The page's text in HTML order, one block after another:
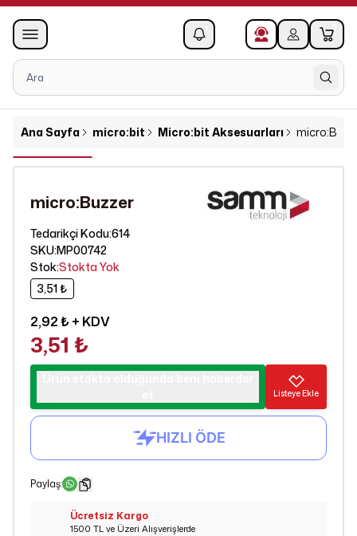
0
Ana Sayfa micro:bit Micro:bit Aksesuarları
micro:Buzzer
Tedarikçi Kodu:614
SKU:MP00742
Stok:Stokta Yok
3,51 ₺
2,92 ₺+ KDV
3,51 ₺
Listeye Ekle
Paylaş:
Ücretsiz Kargo
1500 TL ve Üzeri Alışverişlerde